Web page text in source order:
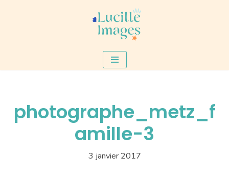
photographe_metz_f
amille-3
3 janvier 2017